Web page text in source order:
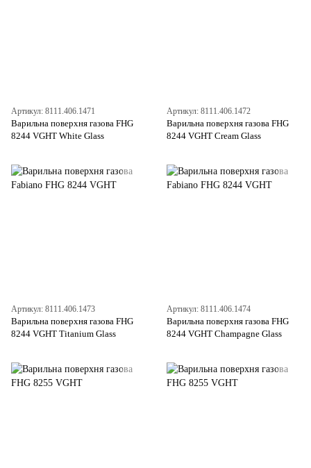
Артикул: 8111.406.1471
Варильна поверхня газова FHG
8244 VGHT White Glass
Артикул: 8111.406.1472
Варильна поверхня газова FHG
8244 VGHT Cream Glass
Артикул: 8111.406.1473
Варильна поверхня газова FHG
8244 VGHT Titanium Glass
Артикул: 8111.406.1474
Варильна поверхня газова FHG
8244 VGHT Champagne Glass